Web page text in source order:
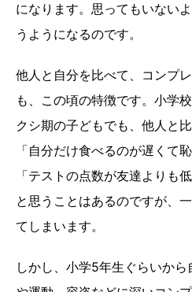
になります。思ってもいない
うようになるのです。
他人と自分を比べて、コンプ
も、この頃の特徴です。小学
クシ期の子どもでも、他人と比
「自分だけ食べるのが遅くて
「テストの点数が友達よりも
と思うことはあるのですが、
てしまいます。
しかし、小学5年生ぐらいか